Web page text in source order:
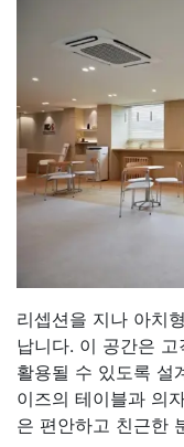
리셉션을 지나 아치
납니다. 이 공간은
활용될 수 있도록 설
이즈의 테이블과 의
은 편안하고 친근한